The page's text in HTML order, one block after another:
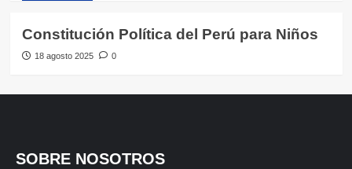
Constitución Política del Perú para Niños
18 agosto 2025 0
SOBRE NOSOTROS